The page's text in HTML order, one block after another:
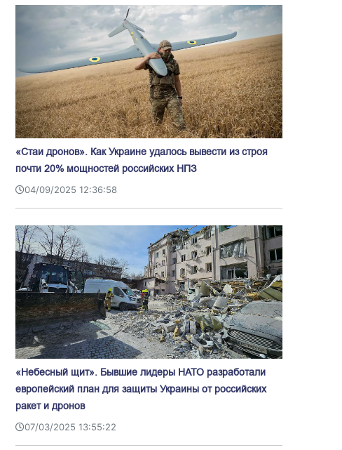
«Стаи дронов». Как Украине удалось вывести из строя
почти 20% мощностей российских НПЗ
04/09/2025 12:36:58
«Небесный щит». Бывшие лидеры НАТО разработали
европейский план для защиты Украины от российских
ракет и дронов
07/03/2025 13:55:22